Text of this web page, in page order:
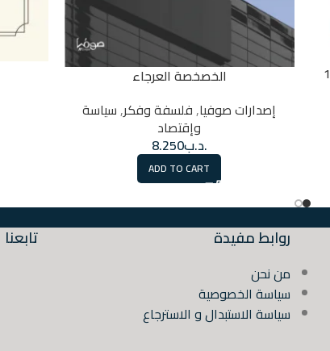
الخصخصة العرجاء
إصدارات صوفيا,فلسفة وفكر,سياسة
وإقتصاد
.د.ب8.250
ADD TO CART
روابط مفيدة
من نحن
سياسة الخصوصية
سياسة الاستبدال و الاسترجاع
تابعنا